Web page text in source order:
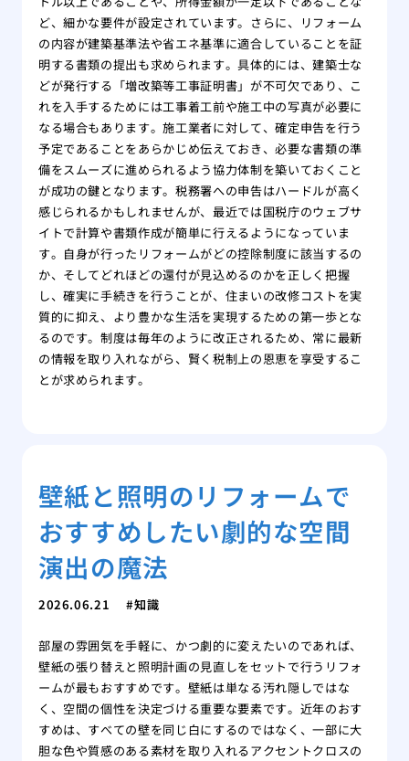
ど、細かな要件が設定されています。さらに、リフォーム
の内容が建築基準法や省エネ基準に適合していることを証
明する書類の提出も求められます。具体的には、建築士な
どが発行する「増改築等工事証明書」が不可欠であり、こ
れを入手するためには工事着工前や施工中の写真が必要に
なる場合もあります。施工業者に対して、確定申告を行う
予定であることをあらかじめ伝えておき、必要な書類の準
備をスムーズに進められるよう協力体制を築いておくこと
が成功の鍵となります。税務署への申告はハードルが高く
感じられるかもしれませんが、最近では国税庁のウェブサ
イトで計算や書類作成が簡単に行えるようになっていま
す。自身が行ったリフォームがどの控除制度に該当するの
か、そしてどれほどの還付が見込めるのかを正しく把握
し、確実に手続きを行うことが、住まいの改修コストを実
質的に抑え、より豊かな生活を実現するための第一歩とな
るのです。制度は毎年のように改正されるため、常に最新
の情報を取り入れながら、賢く税制上の恩恵を享受するこ
とが求められます。
壁紙と照明のリフォームで
おすすめしたい劇的な空間
演出の魔法
2026.06.21 知識
部屋の雰囲気を手軽に、かつ劇的に変えたいのであれば、
壁紙の張り替えと照明計画の見直しをセットで行うリフォ
ームが最もおすすめです。壁紙は単なる汚れ隠しではな
く、空間の個性を決定づける重要な要素です。近年のおす
すめは、すべての壁を同じ白にするのではなく、一部に大
胆な色や質感のある素材を取り入れるアクセントクロスの